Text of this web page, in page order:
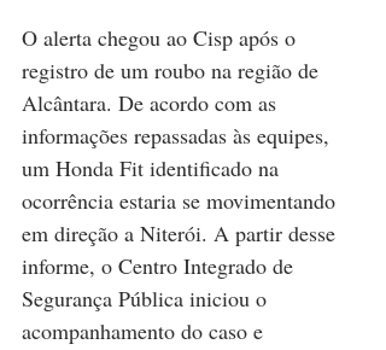
O alerta chegou ao Cisp após o
registro de um roubo na região de
Alcântara. De acordo com as
informações repassadas às equipes,
um Honda Fit identificado na
ocorrência estaria se movimentando
em direção a Niterói. A partir desse
informe, o Centro Integrado de
Segurança Pública iniciou o
acompanhamento do caso e